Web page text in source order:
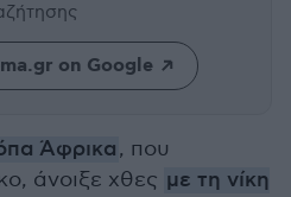
on Google
Άφρικα, που
άνοιξε χθες με τη νίκη